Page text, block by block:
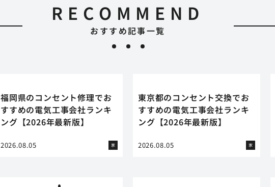
RECOMMEND
おすすめ記事一覧
福岡県のコンセント修理でお
すすめの電気工事会社ランキ
ング【2026年最新版】
2026.08.05 家
東京都のコンセント交換でお
すすめの電気工事会社ランキ
ング【2026年最新版】
2026.08.05 家